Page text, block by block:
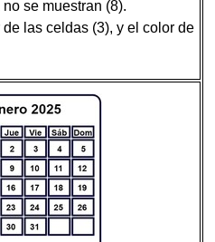
se muestran (8).
las celdas (3), y el color de